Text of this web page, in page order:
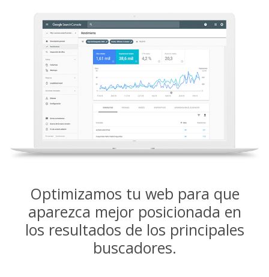
Optimizamos tu web para que
aparezca mejor posicionada en
los resultados de los principales
buscadores.